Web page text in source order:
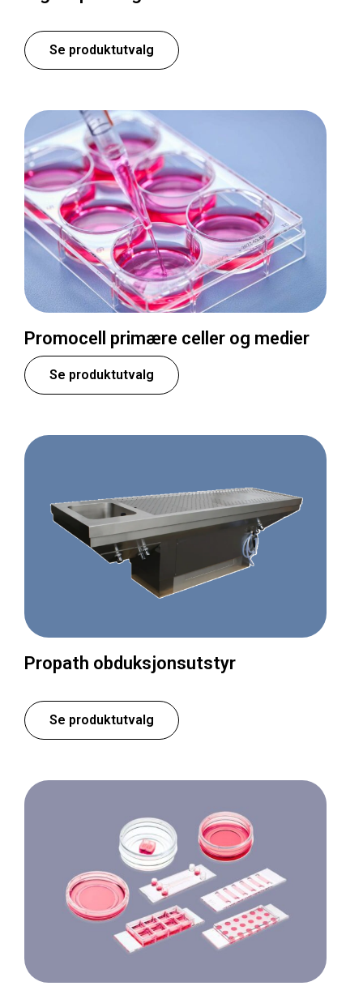
Se produktutvalg
Promocell primære celler og medier
Se produktutvalg
Propath obduksjonsutstyr
Se produktutvalg